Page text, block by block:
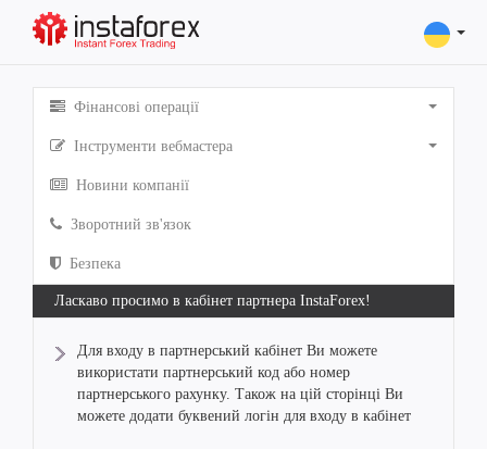
Фінансові операції
Інструменти вебмастера
Новини компанії
Зворотний зв'язок
Безпека
Ласкаво просимо в кабінет партнера InstaForex!
Для входу в партнерський кабінет Ви можете
використати партнерський код або номер
партнерського рахунку. Також на цій сторінці Ви
можете додати буквений логін для входу в кабінет